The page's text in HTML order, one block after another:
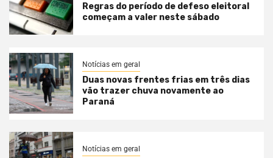
Regras do período de defeso eleitoral
começam a valer neste sábado
Notícias em geral
Duas novas frentes frias em três dias
vão trazer chuva novamente ao
Paraná
Notícias em geral